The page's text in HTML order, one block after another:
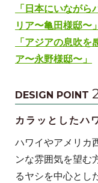
「日本にいなが
リア〜亀田様邸〜」
「アジアの息吹
ア〜永野様邸〜」
DESIGN POINT
カラッとしたハ
ハワイやアメリカ
ンな雰囲気を望む
るヤシを中心とし